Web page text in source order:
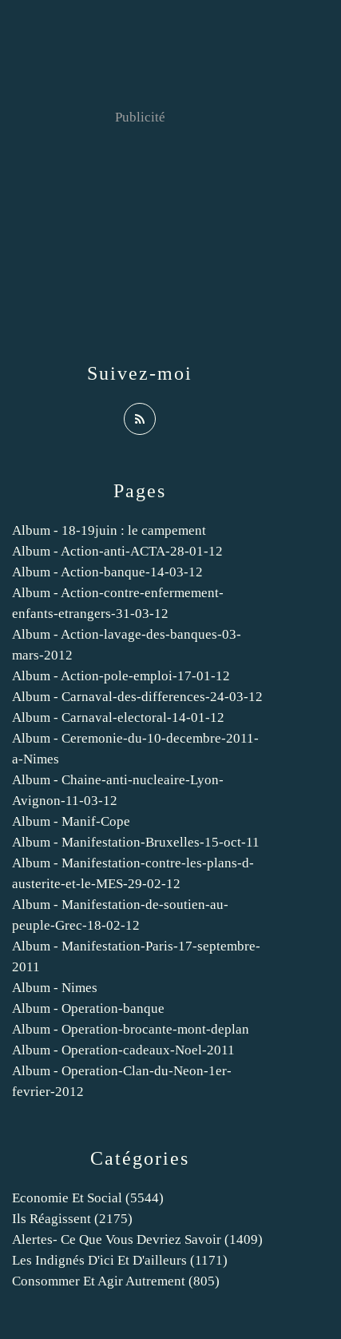
Catégories
Economie Et Social (5544)
Ils Réagissent (2175)
Alertes- Ce Que Vous Devriez Savoir (1409)
Les Indignés D'ici Et D'ailleurs (1171)
Consommer Et Agir Autrement (805)
Pages
Album - 18-19juin : le campement
Album - Action-anti-ACTA-28-01-12
Album - Action-banque-14-03-12
Album - Action-contre-enfermement-
enfants-etrangers-31-03-12
Album - Action-lavage-des-banques-03-
mars-2012
Album - Action-pole-emploi-17-01-12
Album - Carnaval-des-differences-24-03-12
Album - Carnaval-electoral-14-01-12
Album - Ceremonie-du-10-decembre-2011-
a-Nimes
Album - Chaine-anti-nucleaire-Lyon-
Avignon-11-03-12
Album - Manif-Cope
Album - Manifestation-Bruxelles-15-oct-11
Album - Manifestation-contre-les-plans-d-
austerite-et-le-MES-29-02-12
Album - Manifestation-de-soutien-au-
peuple-Grec-18-02-12
Album - Manifestation-Paris-17-septembre-
2011
Album - Nimes
Album - Operation-banque
Album - Operation-brocante-mont-deplan
Album - Operation-cadeaux-Noel-2011
Album - Operation-Clan-du-Neon-1er-
fevrier-2012
Suivez-moi
Publicité